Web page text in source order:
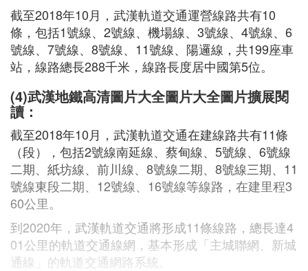
截至2018年10月，武漢軌道交通運營線路共有10
條，包括1號線、2號線、機場線、3號線、4號線、6
號線、7號線、8號線、11號線、陽邏線，共199座車
站，線路總長288千米，線路長度居中國第5位。
(4)武漢地鐵高清圖片大全圖片大全圖片擴展閱
讀：
截至2018年10月，武漢軌道交通在建線路共有11條
（段），包括2號線南延線、蔡甸線、5號線、6號線
二期、紙坊線、前川線、8號線二期、8號線三期、11
號線東段二期、12號線、16號線等線路，在建里程3
60公里。
到2020年，武漢軌道交通將形成11條線路，總長達4
01公里的軌道交通線網，基本形成「主城聯網、新城
通線」的軌道交通網路系統。